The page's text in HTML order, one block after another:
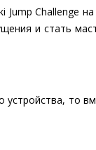
Jump Challenge
и стать
то